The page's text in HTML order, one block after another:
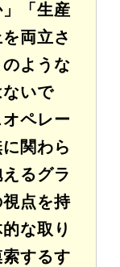
「生産
両立さ
ような
いで
ペレー
関わら
るグラ
点を持
な取り
するす